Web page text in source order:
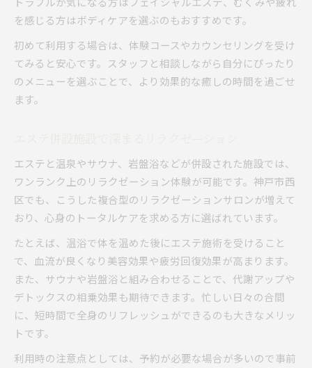
を感じる方はボディケアを選ぶのもおすすめです。
初めて利用する場合は、体験コースやカウンセリングを受け
てみると安心です。スタッフと相談しながら自分にぴったり
のメニューを選ぶことで、より効果的な癒しの時間を過ごせ
ます。
エステと温泉やサウナ、岩盤浴などが併設された施設では、
ワンランク上のリラクゼーション体験が可能です。神戸市西
区でも、こうした複合型のリラクゼーションサロンが増えて
おり、心身のトータルケアを求める方に選ばれています。
たとえば、温浴で体を温めた後にエステ施術を受けること
で、血流が良くなり美容効果や疲労回復効果が高まります。
また、サウナや岩盤浴と組み合わせることで、代謝アップや
デトックスの相乗効果も期待できます。忙しい日々の合間
に、短時間で全身のリフレッシュができるのも大きなメリッ
トです。
利用時の注意点としては、予約が必要な場合が多いので事前